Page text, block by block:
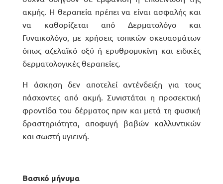
ακμής. Η θεραπεία πρέπει να είναι ασφαλής και
να καθορίζεται από Δερματολόγο και
Γυναικολόγο, με χρήσεις τοπικών σκευασμάτων
όπως αζελαϊκό οξύ ή ερυθρομυκίνη και ειδικές
δερματολογικές θεραπείες.
Η άσκηση δεν αποτελεί αντένδειξη για τους
πάσχοντες από ακμή. Συνιστάται η προσεκτική
φροντίδα του δέρματος πριν και μετά τη φυσική
δραστηριότητα, αποφυγή βαβών καλλυντικών
και σωστή υγιεινή.
Βασικό μήνυμα